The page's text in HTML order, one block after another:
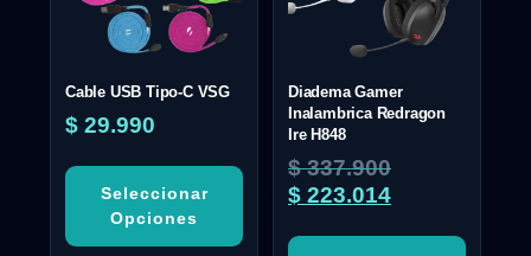
Cable USB Tipo-C VSG
$ 29.990
Seleccionar
Opciones
Diadema Gamer
Inalambrica Redragon
Ire H848
$337.900
$ 223.014